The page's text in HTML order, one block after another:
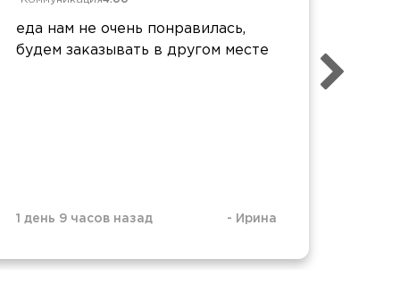
еда нам не очень понравилась,
будем заказывать в другом месте
1 день 9 часов назад - Ирина